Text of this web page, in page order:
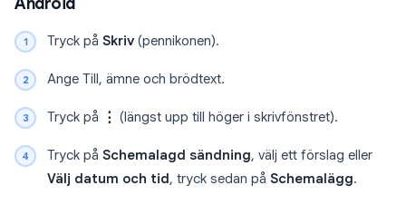
Tryck på Skriv (pennikonen).
Ange Till, ämne och brödtext.
Tryck på ⋮ (längst upp till höger i skrivfönstret).
Tryck på Schemalagd sändning, välj ett förslag eller
Välj datum och tid , tryck sedan på Schemalägg.